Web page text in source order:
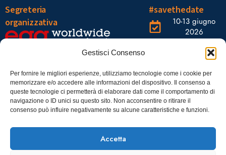
Gestisci Consenso
Per fornire le migliori esperienze, utilizziamo tecnologie come i cookie per
memorizzare e/o accedere alle informazioni del dispositivo. Il consenso a
queste tecnologie ci permetterà di elaborare dati come il comportamento di
navigazione o ID unici su questo sito. Non acconsentire o ritirare il
consenso può influire negativamente su alcune caratteristiche e funzioni.
Accetta
Segreteria
organizzativa
Tel.: 06328121
infoaiic2026@ega.it
#savethedate
10-13 giugno
2026
OGR Torino
Castelfidardo,
22 10128
Torino
SCARICA